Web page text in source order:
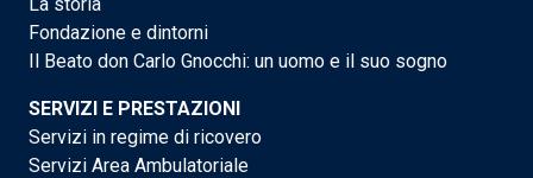
Fondazione e dintorni
Il Beato don Carlo Gnocchi: un uomo e il suo sogno
SERVIZI E PRESTAZIONI
Servizi in regime di ricovero
Servizi Area Ambulatoriale